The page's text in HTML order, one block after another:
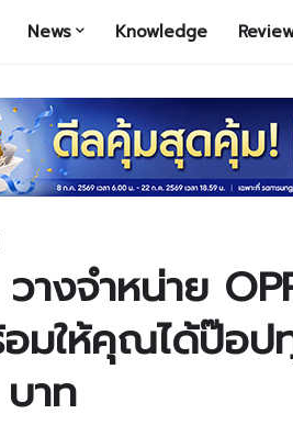
News Knowledge
วางจำหน่าย
มให้คุณได้ป๊อป
าท